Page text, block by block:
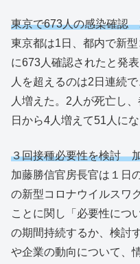
東京で673人の感染確
東京都は1日、都内で新
に673人確認されたと発
人を超えるのは2日連続
人増えた。2人が死亡し
日から4人増えて51人にな
３回接種必要性を検討
加藤勝信官房長官は１日
の新型コロナウイルスワ
ことに関し「必要性につ
の期間持続するか、検討
や企業の動向について、